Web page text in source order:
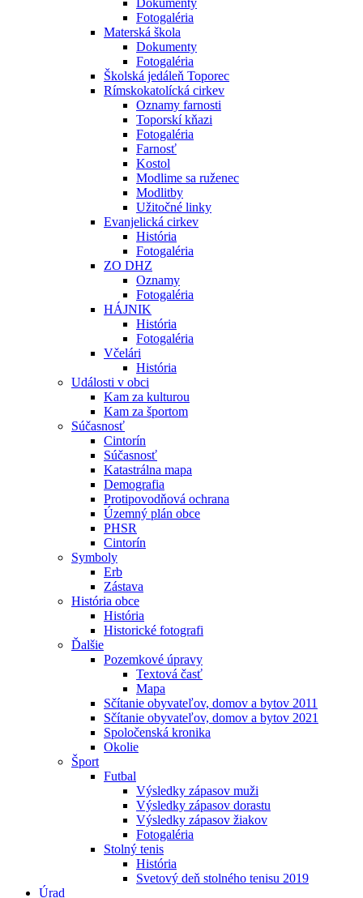
Dokumenty
Fotogaléria
Materská škola
Dokumenty
Fotogaléria
Školská jedáleň Toporec
Rímskokatolícká cirkev
Oznamy farnosti
Toporskí kňazi
Fotogaléria
Farnosť
Kostol
Modlime sa ruženec
Modlitby
Užitočné linky
Evanjelická cirkev
História
Fotogaléria
ZO DHZ
Oznamy
Fotogaléria
HÁJNIK
História
Fotogaléria
Včelári
História
Události v obci
Kam za kulturou
Kam za športom
Súčasnosť
Cintorín
Súčasnosť
Katastrálna mapa
Demografia
Protipovodňová ochrana
Územný plán obce
PHSR
Cintorín
Symboly
Erb
Zástava
História obce
História
Historické fotografi
Ďalšie
Pozemkové úpravy
Textová časť
Mapa
Sčítanie obyvateľov, domov a bytov 2011
Sčítanie obyvateľov, domov a bytov 2021
Spoločenská kronika
Okolie
Šport
Futbal
Výsledky zápasov muži
Výsledky zápasov dorastu
Výsledky zápasov žiakov
Fotogaléria
Stolný tenis
História
Svetový deň stolného tenisu 2019
Úrad